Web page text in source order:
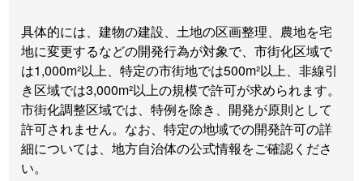
具体的には、建物の建設、土地の区画整理、農地を宅
地に変更するなどの開発行為が対象で、市街化区域で
は1,000m²以上、特定の市街地では500m²以上、非線引
き区域では3,000m²以上の規模で許可が求められます。
市街化調整区域では、特例を除き、開発が原則として
許可されません。なお、特定の地域での開発許可の詳
細については、地方自治体の公式情報をご確認くださ
い。